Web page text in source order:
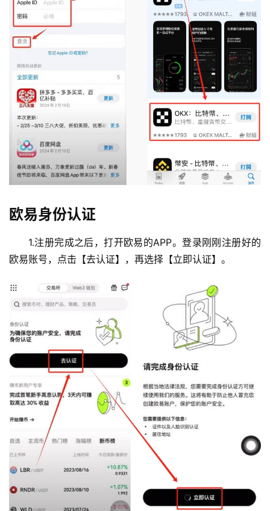
常
见
问
题
欧易身份认证
1.注册完成之后，打开欧易的APP。登录刚刚注册好的
欧易账号，点击【去认证】，再选择【立即认证】。